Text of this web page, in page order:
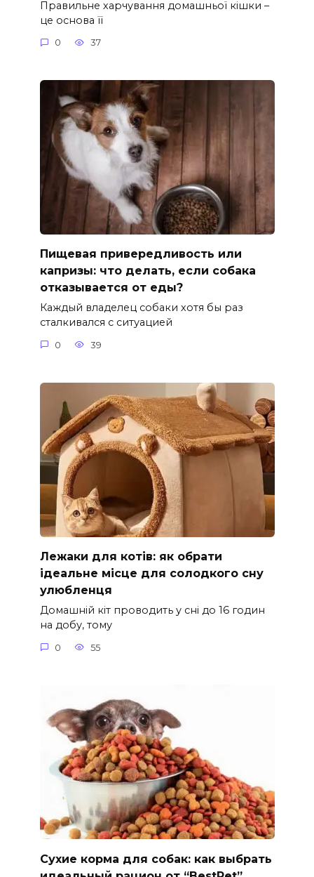
Правильне харчування домашньої кішки –
це основа її
0 37
Пищевая привередливость или
капризы: что делать, если собака
отказывается от еды?
Каждый владелец собаки хотя бы раз
сталкивался с ситуацией
0 39
Лежаки для котів: як обрати
ідеальне місце для солодкого сну
улюбленця
Домашній кіт проводить у сні до 16 годин
на добу, тому
0 55
Сухие корма для собак: как выбрать